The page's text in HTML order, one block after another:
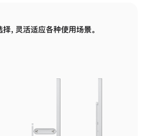
择，灵活适应各种使用场景。